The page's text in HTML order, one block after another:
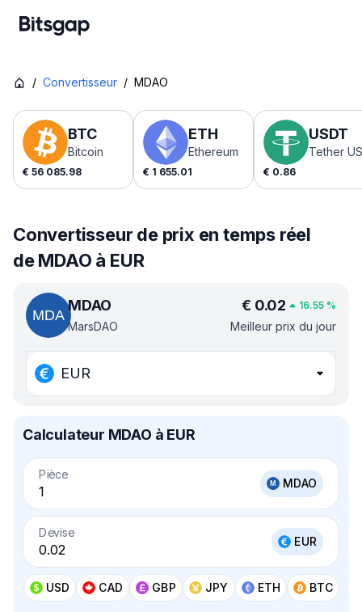
/ Convertisseur / MDAO
BTC
Bitcoin
€ 56 085.98
ETH
Ethereum
€ 1 655.01
USDT
Tether
€ 0.86
Convertisseur de prix en temps réel
de MDAO à EUR
MDAO
MarsDAO
€ 0.02 16.55 %
Meilleur prix du jour
EUR
Calculateur MDAO à EUR
Pièce
MDAO
Devise
EUR
USD CAD GBP JPY ETH BTC